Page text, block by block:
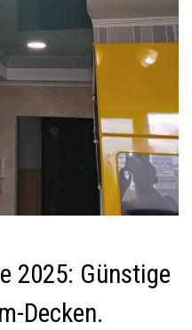
2025: Günstige
Decken.